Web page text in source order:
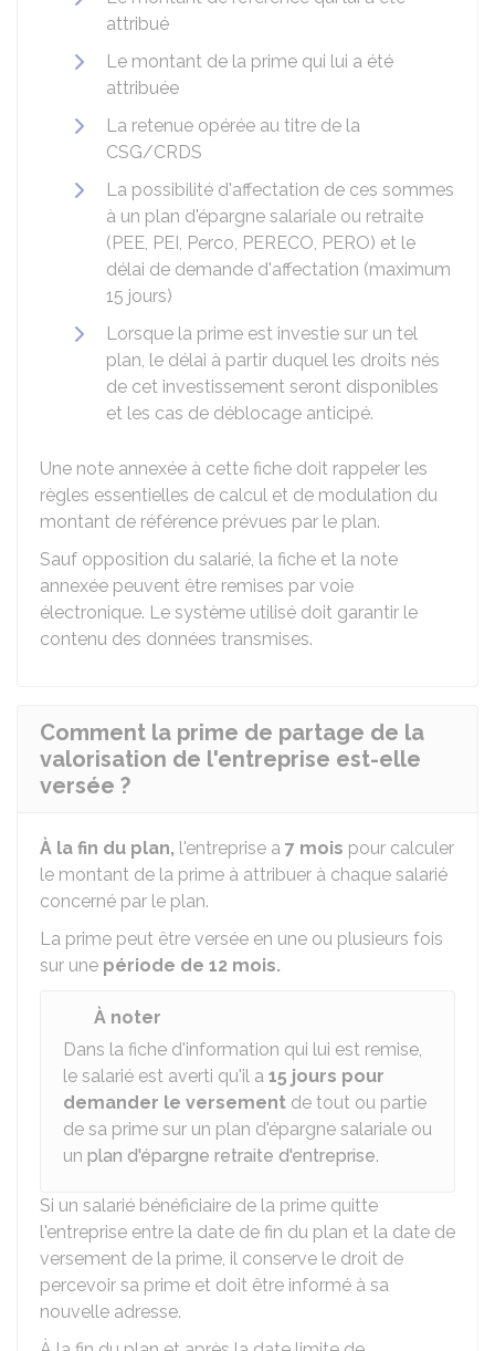
attribué
Le montant de la prime qui lui a été
attribuée
La retenue opérée au titre de la
CSG/CRDS
La possibilité d'affectation de ces sommes
à un plan d'épargne salariale ou retraite
(PEE, PEI, Perco, PERECO, PERO) et le
délai de demande d'affectation (maximum
15 jours)
Lorsque la prime est investie sur un tel
plan, le délai à partir duquel les droits nés
de cet investissement seront disponibles
et les cas de déblocage anticipé.
Une note annexée à cette fiche doit rappeler les
règles essentielles de calcul et de modulation du
montant de référence prévues par le plan.
Sauf opposition du salarié, la fiche et la note
annexée peuvent être remises par voie
électronique. Le système utilisé doit garantir le
contenu des données transmises.
Comment la prime de partage de la
valorisation de l'entreprise est-elle
versée ?
À la fin du plan, l'entreprise a 7 mois pour calculer
le montant de la prime à attribuer à chaque salarié
concerné par le plan.
La prime peut être versée en une ou plusieurs fois
sur une période de 12 mois.
À noter
Dans la fiche d'information qui lui est remise,
le salarié est averti qu'il a 15 jours pour
demander le versement de tout ou partie
de sa prime sur un plan d'épargne salariale ou
un plan d'épargne retraite d'entreprise.
Si un salarié bénéficiaire de la prime quitte
l'entreprise entre la date de fin du plan et la date de
versement de la prime, il conserve le droit de
percevoir sa prime et doit être informé à sa
nouvelle adresse.